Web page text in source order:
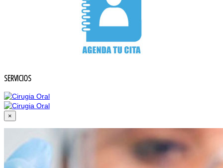
SERVICIOS
×